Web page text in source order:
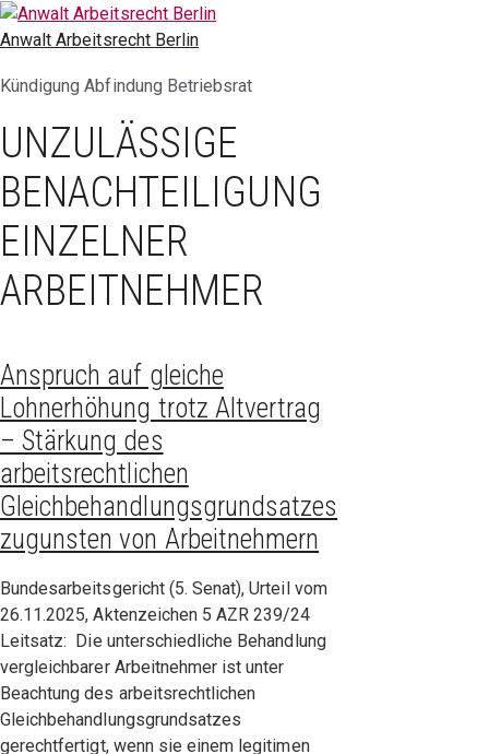
Zum
Inhalt
Anwalt Arbeitsrecht Berlin
Kündigung Abfindung Betriebsrat
UNZULÄSSIGE
BENACHTEILIGUNG
EINZELNER
ARBEITNEHMER
Anspruch auf gleiche
Lohnerhöhung trotz Altvertrag
– Stärkung des
arbeitsrechtlichen
Gleichbehandlungsgrundsatzes
zugunsten von Arbeitnehmern
Bundesarbeitsgericht (5. Senat), Urteil vom
26.11.2025, Aktenzeichen 5 AZR 239/24
Leitsatz: Die unterschiedliche Behandlung
vergleichbarer Arbeitnehmer ist unter
Beachtung des arbeitsrechtlichen
Gleichbehandlungsgrundsatzes
gerechtfertigt, wenn sie einem legitimen